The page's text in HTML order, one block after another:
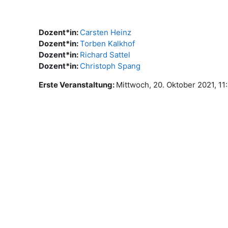
Dozent*in: Carsten Heinz
Dozent*in:Torben Kalkhof
Dozent*in: Richard Sattel
Dozent*in: Christoph Spang
Erste Veranstaltung: Mittwoch, 20. Oktober 2021,